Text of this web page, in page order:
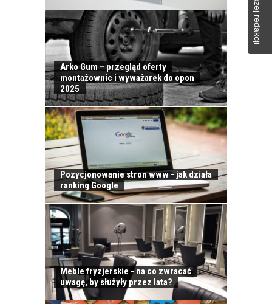
Arko Gum – przegląd oferty
montażownic i wyważarek do opon
2025
Pozycjonowanie stron www - jak działa
ranking Google
Meble fryzjerskie - na co zwracać
uwagę, by służyły przez lata?
KONTAKT